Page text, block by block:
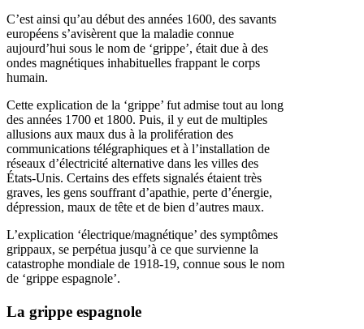
C’est ainsi qu’au début des années 1600, des savants
européens s’avisèrent que la maladie connue
aujourd’hui sous le nom de ‘grippe’, était due à des
ondes magnétiques inhabituelles frappant le corps
humain.
Cette explication de la ‘grippe’ fut admise tout au long
des années 1700 et 1800. Puis, il y eut de multiples
allusions aux maux dus à la prolifération des
communications télégraphiques et à l’installation de
réseaux d’électricité alternative dans les villes des
États-Unis. Certains des effets signalés étaient très
graves, les gens souffrant d’apathie, perte d’énergie,
dépression, maux de tête et de bien d’autres maux.
L’explication ‘électrique/magnétique’ des symptômes
grippaux, se perpétua jusqu’à ce que survienne la
catastrophe mondiale de 1918-19, connue sous le nom
de ‘grippe espagnole’.
La grippe espagnole